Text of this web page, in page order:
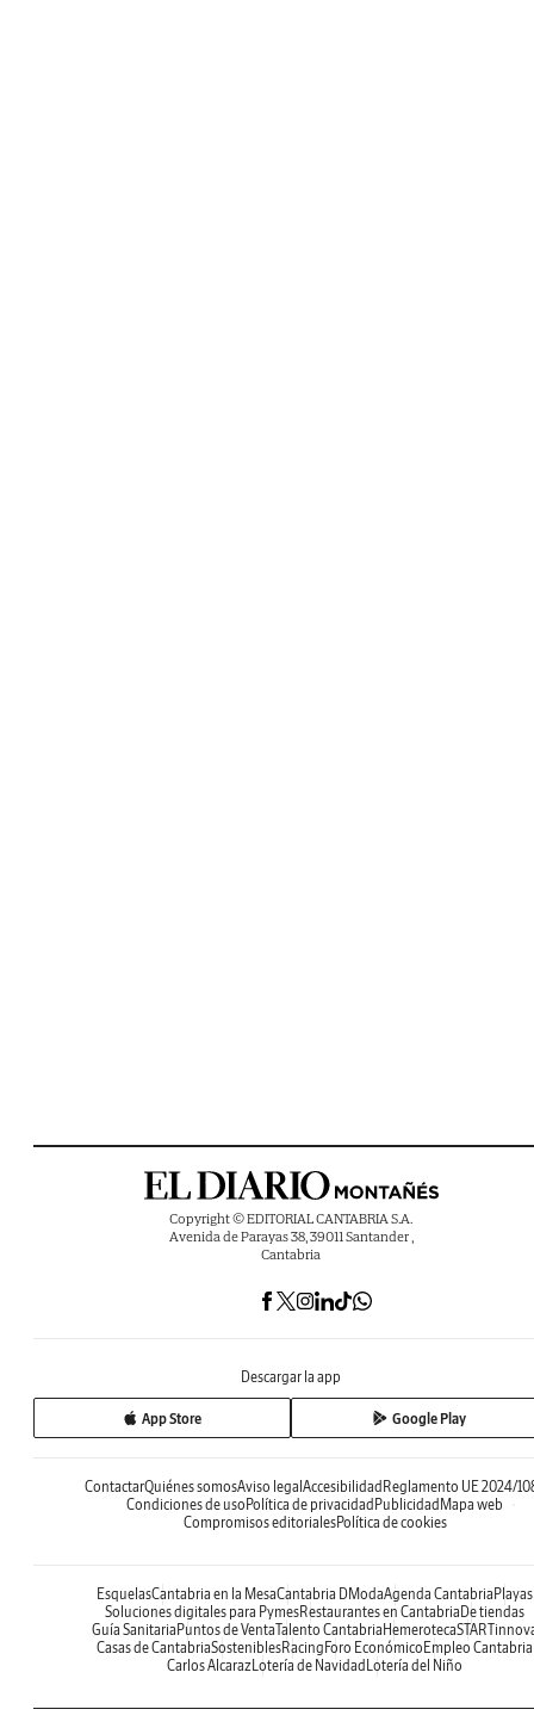
Copyright © EDITORIAL CANTABRIA S.A.
Avenida de Parayas 38, 39011 Santander ,
Cantabria
Descargar la app
App Store Google Play
ContactarQuiénes somosAviso legal Accesibilidad Reglamento UE 2024/
Condiciones de uso Política de privacidad Publicidad Mapa web
Compromisos editorialesPolítica de cookies
EsquelasCantabria en la MesaCantabria DModaAgenda Cantabria Playas
Soluciones digitales para PymesRestaurantes en Cantabria De tiendas
Guía Sanitaria Puntos de VentaTalento Cantabria Hemeroteca
Casas de CantabriaSosteniblesRacing Foro Económico Empleo Cantabria
Carlos AlcarazLotería de Navidad Lotería del Niño